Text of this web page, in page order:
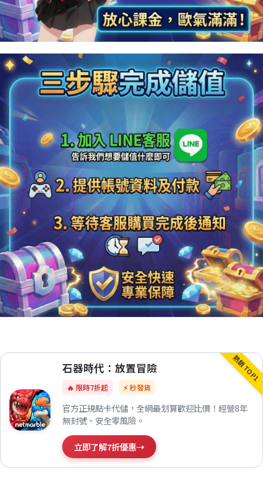
熱銷 TOP1
石器時代：放置冒險
🔥 限時7折起 ⚡ 秒發貨
官方正規點卡代儲，全網最划算歡迎比價！經營8年
無封號、安全零風險。
立即了解7折優惠→